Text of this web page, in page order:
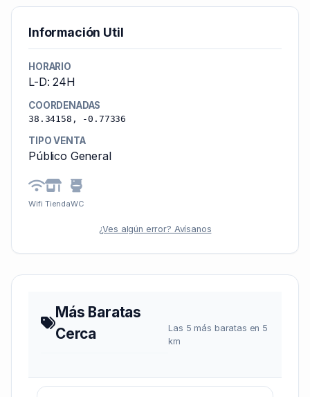
Información Util
HORARIO
L-D: 24H
COORDENADAS
38.34158, -0.77336
TIPO VENTA
Público General
Wifi TiendaWC
¿Ves algún error? Avísanos
Más Baratas
Cerca
Las 5 más baratas en 5
km